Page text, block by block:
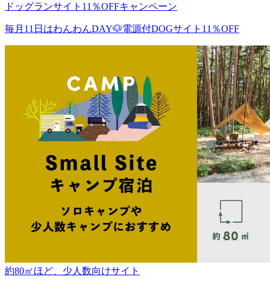
ドッグランサイト11％OFFキャンペーン
毎月11日はわんわんDAY🐶電源付DOGサイト11％OFF
約80㎡ほど、少人数向けサイト